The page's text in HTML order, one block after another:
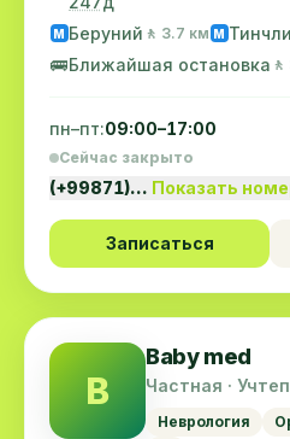
M Беруний 🚶 3.7 км M
🚌Ближайшая остановка
пн–пт:09:00–17:00
Сейчас закрыто
(+99871)… Показать
Записаться
B
Baby med
Частная ·
Неврология